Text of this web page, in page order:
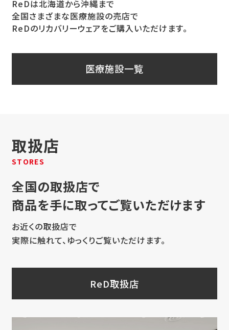
ReDは北海道から沖縄まで
全国さまざまな医療施設の売店で
ReDのリカバリーウェアをご購入いただけます。
医療施設一覧
取扱店
STORES
全国の取扱店で
商品を手に取ってご覧いただけます
お近くの取扱店で
実際に触れて、ゆっくりご覧いただけます。
ReD取扱店